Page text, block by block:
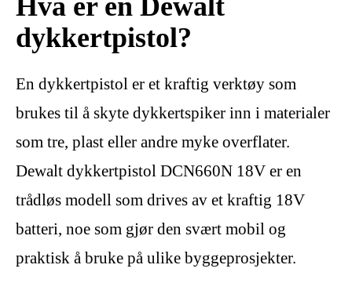
dykkertpistol?
En dykkertpistol er et kraftig verktøy som
brukes til å skyte dykkertspiker inn i materialer
som tre, plast eller andre myke overflater.
Dewalt dykkertpistol DCN660N 18V er en
trådløs modell som drives av et kraftig 18V
batteri, noe som gjør den svært mobil og
praktisk å bruke på ulike byggeprosjekter.